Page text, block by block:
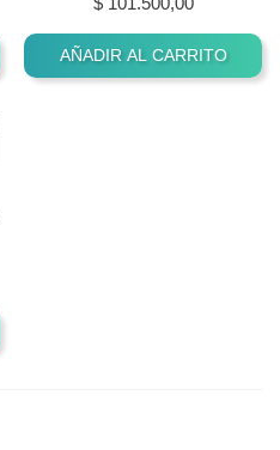
AÑADIR AL CARRITO